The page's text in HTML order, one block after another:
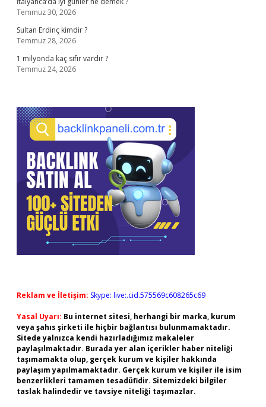
Temmuz 30, 2026
Sultan Erdinç kimdir ?
Temmuz 28, 2026
1 milyonda kaç sıfır vardır ?
Temmuz 24, 2026
Reklam ve İletişim: Skype: live:.cid.575569c608265c69
Yasal Uyarı: Bu internet sitesi, herhangi bir marka, kurum
veya şahıs şirketi ile hiçbir bağlantısı bulunmamaktadır.
Sitede yalnızca kendi hazırladığımız makaleler
paylaşılmaktadır. Burada yer alan içerikler haber niteliği
taşımamakta olup, gerçek kurum ve kişiler hakkında
paylaşım yapılmamaktadır. Gerçek kurum ve kişiler ile isim
benzerlikleri tamamen tesadüfidir. Sitemizdeki bilgiler
taslak halindedir ve tavsiye niteliği taşımazlar.